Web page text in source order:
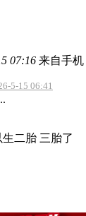
07:16 来自手机
5-15 06:41
二胎 三胎了